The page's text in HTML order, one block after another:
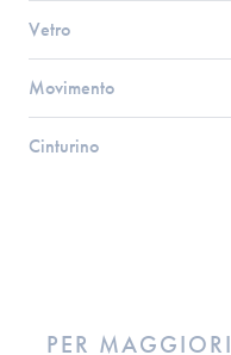
Vetro
Movimento
Cinturino
PER